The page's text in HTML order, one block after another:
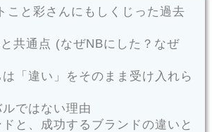
こと彩さんにもしくじった過去
共通点 (なぜNBにした？なぜ
「違い」をそのまま受け入れら
ではない理由
と、成功するブランドの違いと